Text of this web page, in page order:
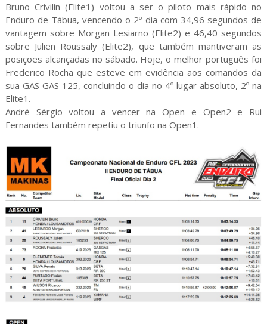
Bruno Crivilin (Elite1) voltou a ser o piloto mais rápido no
Enduro de Tábua, vencendo o 2º dia com 34,96 segundos de
vantagem sobre Morgan Lesiarno (Elite2) e 46,40 segundos
sobre Julien Roussaly (Elite2), que também mantiveram as
posições alcançadas no sábado. Hoje, o melhor português foi
Frederico Rocha que esteve em evidência aos comandos da
sua GAS GAS 125, concluindo o dia no 4º lugar absoluto, 2º na
Elite1.
André Sérgio voltou a vencer na Open e Open2 e Rui
Fernandes também repetiu o triunfo na Open1.